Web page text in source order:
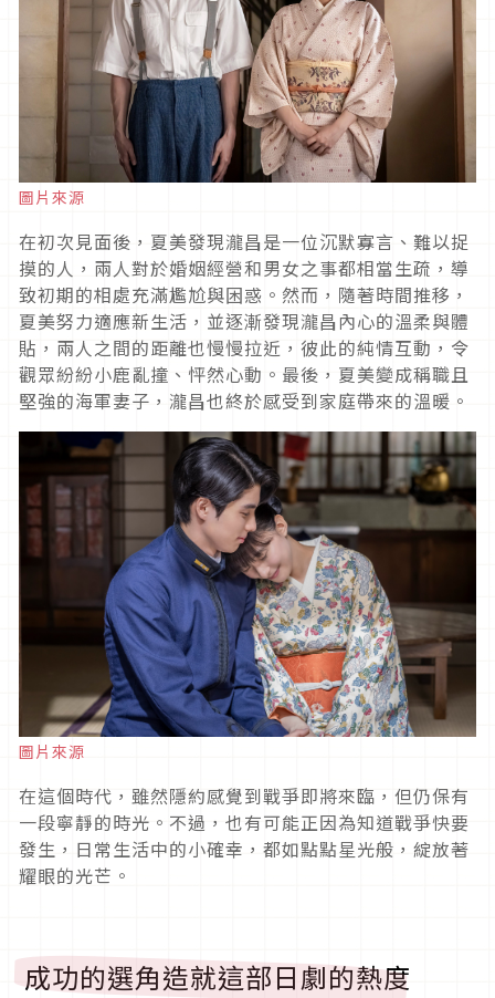
圖片來源
在初次見面後，夏美發現瀧昌是一位沉默寡言、難以捉
摸的人，兩人對於婚姻經營和男女之事都相當生疏，導
致初期的相處充滿尷尬與困惑。然而，隨著時間推移，
夏美努力適應新生活，並逐漸發現瀧昌內心的溫柔與體
貼，兩人之間的距離也慢慢拉近，彼此的純情互動，令
觀眾紛紛小鹿亂撞、怦然心動。最後，夏美變成稱職且
堅強的海軍妻子，瀧昌也終於感受到家庭帶來的溫暖。
圖片來源
在這個時代，雖然隱約感覺到戰爭即將來臨，但仍保有
一段寧靜的時光。不過，也有可能正因為知道戰爭快要
發生，日常生活中的小確幸，都如點點星光般，綻放著
耀眼的光芒。
成功的選角造就這部日劇的熱度